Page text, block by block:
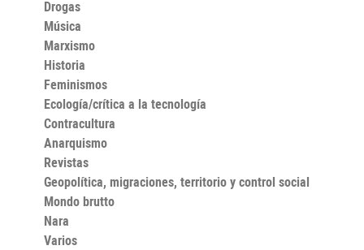
Drogas
Música
Marxismo
Historia
Feminismos
Ecología/crítica a la tecnología
Contracultura
Anarquismo
Revistas
Geopolítica, migraciones, territorio y control social
Mondo brutto
Nara
Varios